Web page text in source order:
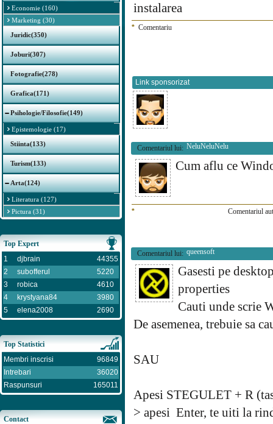
Economie (160)
Marketing (30)
Juridic(350)
Joburi(307)
Fotografie(278)
Grafica(171)
Psihologie/Filosofie(149)
Epistemologie (17)
Stiinta(133)
Turism(133)
Arta(124)
Literatura (127)
Pictura (31)
Top Expert
1
djbrain
44355
2
subofferul
5220
3
robica
4610
4
krystyana84
3980
5
elena2008 2690
Top Statistici
Membri inscrisi
96849
Intrebari
36020
Raspunsuri
165011
Contact
instalarea
* Comentariu
Link sponsorizat
Comentariul lui: NeluNeluNelu
Cum aflu ce
* Comentariul
Comentariul lui: queensoft
Gasesti pe
properties
Cauti unde scrie
De asemenea, trebuie sa
SAU
Apesi STEGULET + R
> apesi Enter, te uiti la